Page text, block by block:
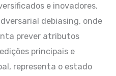
e inovadores.
debiasing, onde
prever atributos
principais e
representa o estado